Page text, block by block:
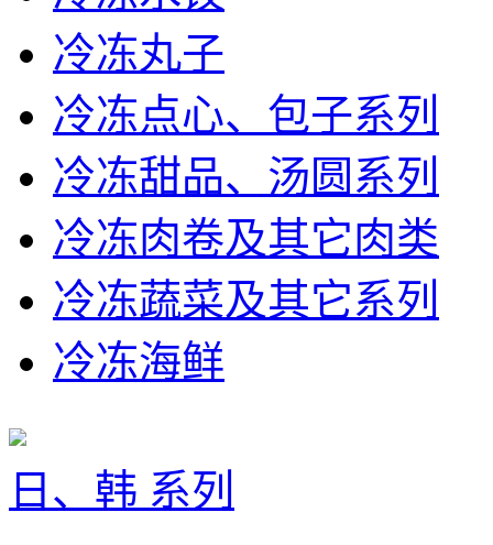
冷冻丸子
冷冻点心、包子系列
冷冻甜品、汤圆系列
冷冻肉卷及其它肉类
冷冻蔬菜及其它系列
冷冻海鲜
日、韩 系列